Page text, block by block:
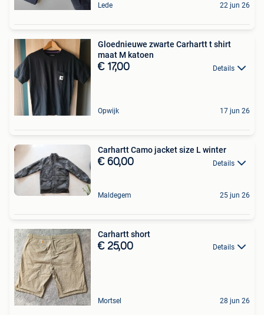
Lede 22 jun 26
Gloednieuwe zwarte Carhartt t shirt
maat M katoen
€ 17,00 Details
Opwijk 17 jun 26
Carhartt Camo jacket size L winter
€ 60,00 Details
Maldegem 25 jun 26
Carhartt short
€ 25,00 Details
Mortsel 28 jun 26